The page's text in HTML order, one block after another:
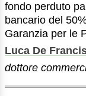
fondo perduto
bancario del
Garanzia per le
Luca De
dottore